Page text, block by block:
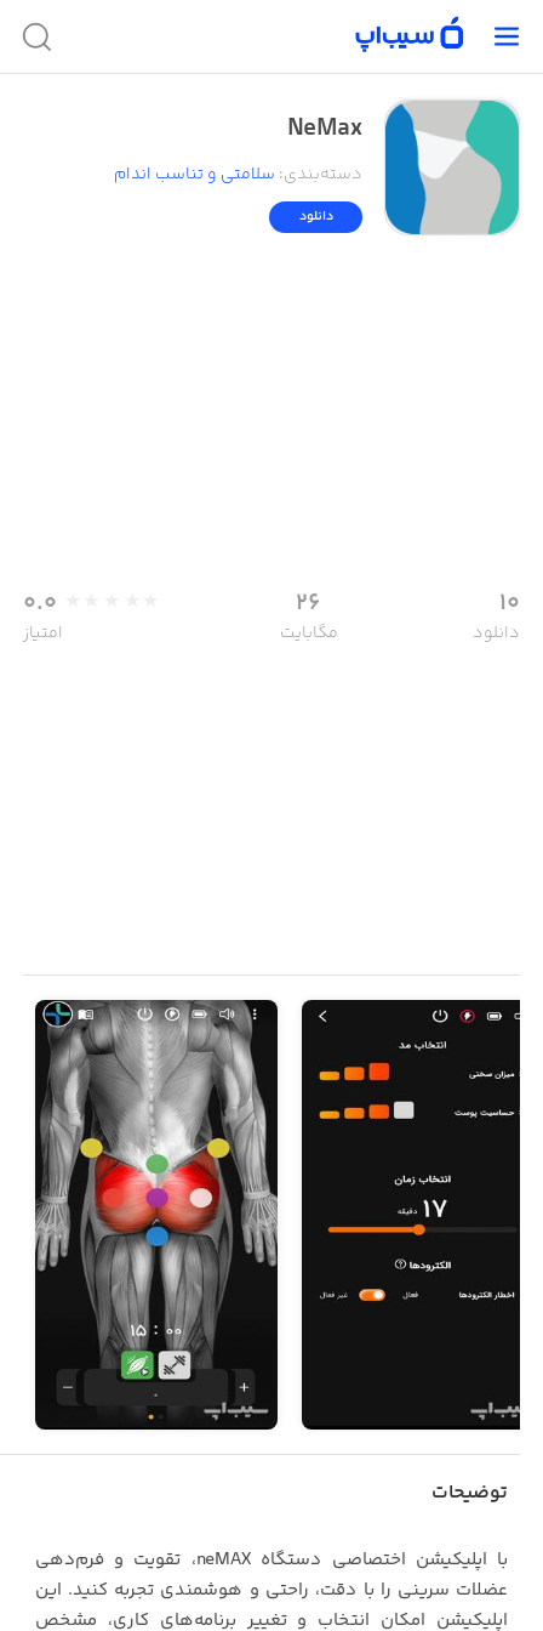
NeMax
دسته‌بندی: سلامتی و تناسب اندام
دانلود
10
دانلود
26
مگابایت
0.0
امتیاز
توضیحات
با اپلیکیشن اختصاصی دستگاه neMAX، تقویت و فرم‌دهی
عضلات سرینی را با دقت، راحتی و هوشمندی تجربه کنید. این
اپلیکیشن امکان انتخاب و تغییر برنامه‌های کاری، مشخص